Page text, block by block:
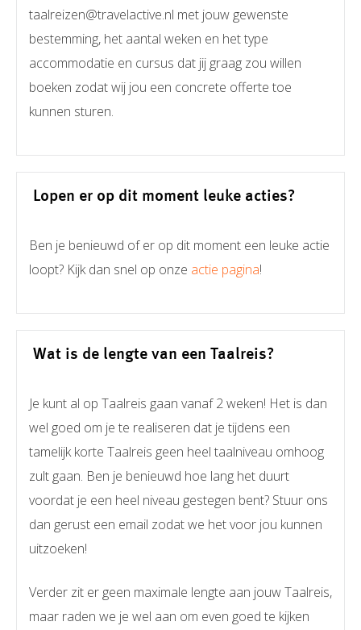
taalreizen@travelactive.nl met jouw gewenste
bestemming, het aantal weken en het type
accommodatie en cursus dat jij graag zou willen
boeken zodat wij jou een concrete offerte toe
kunnen sturen.
Lopen er op dit moment leuke acties?
Ben je benieuwd of er op dit moment een leuke actie
loopt? Kijk dan snel op onze actie pagina!
Wat is de lengte van een Taalreis?
Je kunt al op Taalreis gaan vanaf 2 weken! Het is dan
wel goed om je te realiseren dat je tijdens een
tamelijk korte Taalreis geen heel taalniveau omhoog
zult gaan. Ben je benieuwd hoe lang het duurt
voordat je een heel niveau gestegen bent? Stuur ons
dan gerust een email zodat we het voor jou kunnen
uitzoeken!
Verder zit er geen maximale lengte aan jouw Taalreis,
maar raden we je wel aan om even goed te kijken